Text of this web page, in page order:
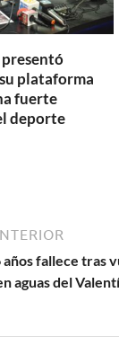
plataforma
fuerte
deporte
fallece tras
aguas del